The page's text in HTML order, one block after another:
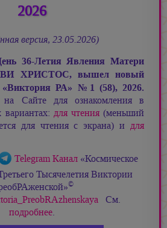
2026
версия, 23.05.2026)
36-Летия Явления Матери
ХРИСТОС,вышел новый
РА» № 1 (58), 2026.
Сайте для ознакомления в
для чтения(меньший
для чтения с экрана) и для
Telegram Канал «Космическое
Тысячелетия Виктории
©
См.
подробнее.